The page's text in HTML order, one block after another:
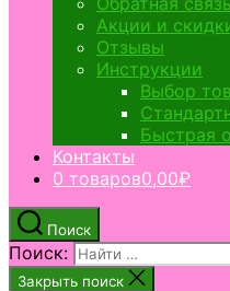
Акции и
Отзывы
Инструкции
Выбор
Быстрая
Контакты
0 товаров0,00₽
Поиск
Поиск:
Закрыть поиск